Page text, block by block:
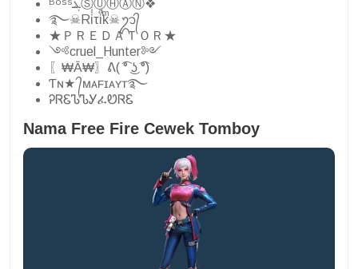
ᴮᵒˢˢܔⓈⓊⒽⒶⓃ❖
࿐☠Riͥτiͣkͫ☠ᬊ᭄
★ＰＲＥＤＡＴＯＲ★
༺cruel_Hunter༻
〖₩Ā₩〗ᕕ( ͡° ͜ʖ ͡°)
Ƭɴ★ ᭄ᴍᴀꜰɪᴀʏᴛ࿐
ᎮᏒᏋᏖᏖᎩፈᏬᏒᏋ
Nama Free Fire Cewek Tomboy